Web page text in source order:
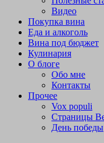
Видео
Покупка вина
Еда и алкоголь
Вина под бюджет
Кулинария
О блоге
Обо мне
Контакты
Прочее
Vox populi
Страницы
День победы